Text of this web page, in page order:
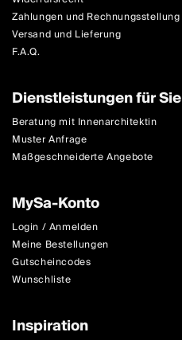
Zahlungen und Rechnungsstellung
Versand und Lieferung
F.A.Q.
Dienstleistungen für Sie
Beratung mit Innenarchitektin
Muster Anfrage
Maßgeschneiderte Angebote
MySa-Konto
Login / Anmelden
Meine Bestellungen
Gutscheincodes
Wunschliste
Inspiration